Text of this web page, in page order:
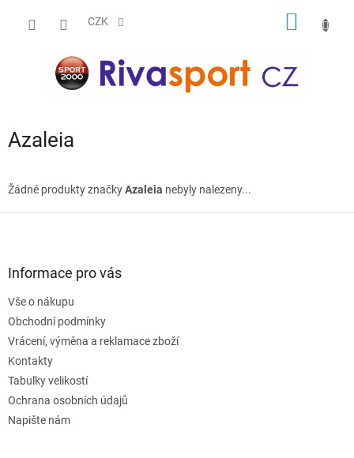
CZK
Azaleia
Žádné produkty značkyAzaleia nebyly nalezeny...
Informace pro vás
Vše o nákupu
Obchodní podmínky
Vrácení, výměna a reklamace zboží
Kontakty
Tabulky velikostí
Ochrana osobních údajů
Napište nám